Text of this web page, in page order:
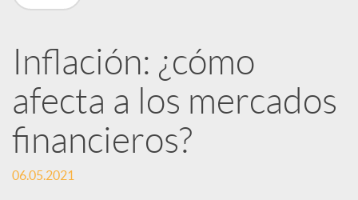
e
d
e
Inflación: ¿cómo
afecta a los mercados
financieros?
06.05.2021